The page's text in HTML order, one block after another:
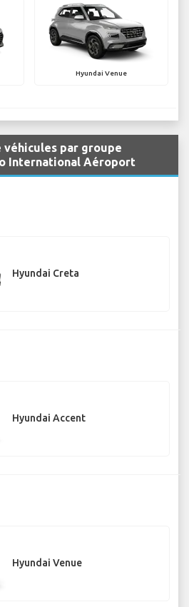
Hyundai Venue
véhicules par groupe
International Aéroport
Hyundai Creta
Hyundai Accent
Hyundai Venue